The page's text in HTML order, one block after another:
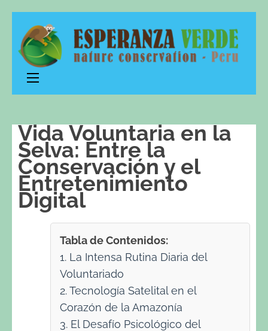
Verde
Vida Voluntaria en la
Selva: Entre la
Conservación y el
Entretenimiento
Digital
Tabla de Contenidos:
1. La Intensa Rutina Diaria del
Voluntariado
2. Tecnología Satelital en el
Corazón de la Amazonía
3. El Desafío Psicológico del